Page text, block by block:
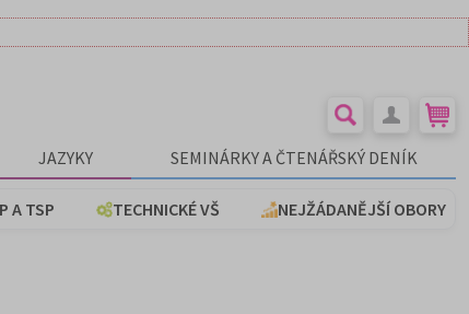
JAZYKY SEMINÁRKY A ČTENÁŘSKÝ DENÍK
A TSP TECHNICKÉ VŠ NEJŽÁDANĚJŠÍ OBORY